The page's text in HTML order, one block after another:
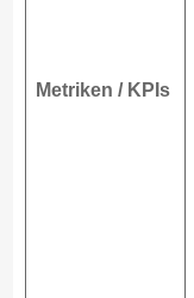
Metriken / KPIs